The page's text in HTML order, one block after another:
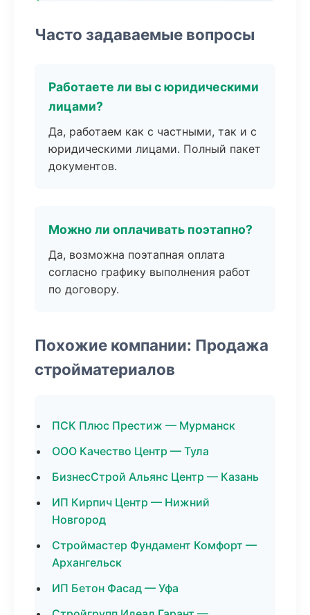
Часто задаваемые вопросы
Работаете ли вы с юридическими
лицами?
Да, работаем как с частными, так и с
юридическими лицами. Полный пакет
документов.
Можно ли оплачивать поэтапно?
Да, возможна поэтапная оплата
согласно графику выполнения работ
по договору.
Похожие компании: Продажа
стройматериалов
ПСК Плюс Престиж — Мурманск
ООО Качество Центр — Тула
БизнесСтрой Альянс Центр — Казань
ИП Кирпич Центр — Нижний
Новгород
Строймастер Фундамент Комфорт —
Архангельск
ИП Бетон Фасад — Уфа